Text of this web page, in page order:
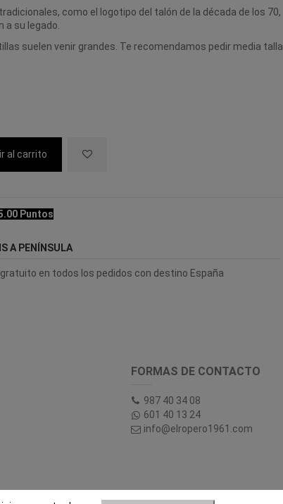
como el logotipo del talón de la década de los 70,
a su legado.
suelen venir grandes. Te recomendamos pedir media talla
al carrito
Puntos
A PENÍNSULA
gratuito en todos los pedidos con destino España
FORMAS DE CONTACTO
987 40 34 08
601 40 13 24
info@elropero1961.com